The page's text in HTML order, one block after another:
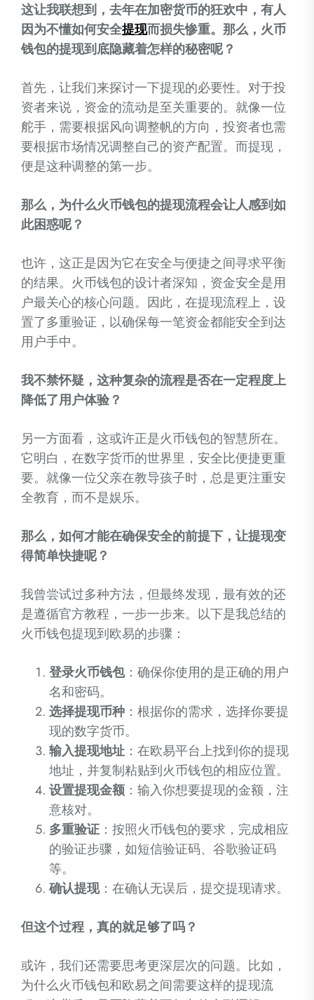
这让我联想到，去年在加密货币的狂欢中，有人
因为不懂如何安全提现而损失惨重。那么，火币
钱包的提现到底隐藏着怎样的秘密呢？
首先，让我们来探讨一下提现的必要性。对于投
资者来说，资金的流动是至关重要的。就像一位
舵手，需要根据风向调整帆的方向，投资者也需
要根据市场情况调整自己的资产配置。而提现，
便是这种调整的第一步。
那么，为什么火币钱包的提现流程会让人感到如
此困惑呢？
也许，这正是因为它在安全与便捷之间寻求平衡
的结果。火币钱包的设计者深知，资金安全是用
户最关心的核心问题。因此，在提现流程上，设
置了多重验证，以确保每一笔资金都能安全到达
用户手中。
我不禁怀疑，这种复杂的流程是否在一定程度上
降低了用户体验？
另一方面看，这或许正是火币钱包的智慧所在。
它明白，在数字货币的世界里，安全比便捷更重
要。就像一位父亲在教导孩子时，总是更注重安
全教育，而不是娱乐。
那么，如何才能在确保安全的前提下，让提现变
得简单快捷呢？
我曾尝试过多种方法，但最终发现，最有效的还
是遵循官方教程，一步一步来。以下是我总结的
火币钱包提现到欧易的步骤：
登录火币钱包：确保你使用的是正确的用户
名和密码。
选择提现币种 ：根据你的需求，选择你要提
现的数字货币。
输入提现地址 ：在欧易平台上找到你的提现
地址，并复制粘贴到火币钱包的相应位置。
设置提现金额：输入你想要提现的金额，注
意核对。
多重验证 ：按照火币钱包的要求，完成相应
的验证步骤，如短信验证码、谷歌验证码
等。
确认提现：在确认无误后，提交提现请求。
但这个过程，真的就足够了吗？
或许，我们还需要思考更深层次的问题。比如，
为什么火币钱包和欧易之间需要这样的提现流